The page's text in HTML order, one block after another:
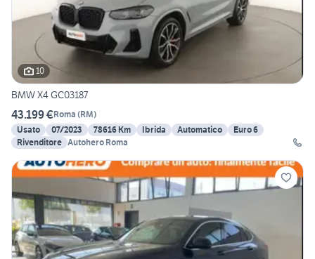
10
BMW X4 GC03187
43.199 €Roma (RM)
Usato
07/2023 78616 Km Ibrida Automatico
Euro 6
Rivenditore Autohero Roma